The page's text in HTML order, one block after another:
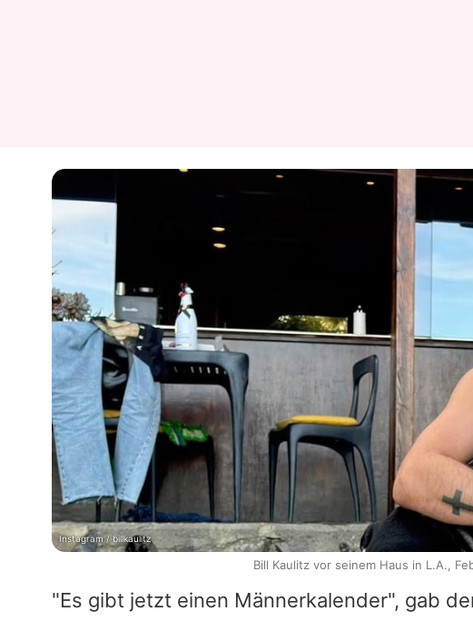
"Es gibt jetzt einen Männerkalender", gab
Instagram / billkaulitz
Bill Kaulitz vor seinem Haus in L.A.,